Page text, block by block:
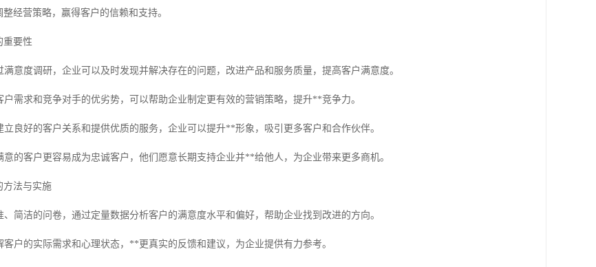
经营策略，赢得客户的信赖和支持。
重要性
满意度调研，企业可以及时发现并解决存在的问题，改进产品和服务质量，提高客户满意度。
需求和竞争对手的优劣势，可以帮助企业制定更有效的营销策略，提升**竞争力。
良好的客户关系和提供优质的服务，企业可以提升**形象，吸引更多客户和合作伙伴。
意的客户更容易成为忠诚客户，他们愿意长期支持企业并**给他人，为企业带来更多商机。
方法与实施
、简洁的问卷，通过定量数据分析客户的满意度水平和偏好，帮助企业找到改进的方向。
户的实际需求和心理状态，**更真实的反馈和建议，为企业提供有力参考。